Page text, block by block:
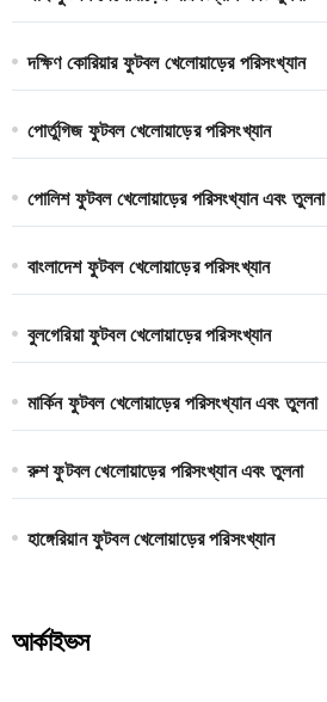
দক্ষিণ কোরিয়ার ফুটবল খেলোয়াড়ের পরিসংখ্যান
পোর্তুগিজ ফুটবল খেলোয়াড়ের পরিসংখ্যান
পোলিশ ফুটবল খেলোয়াড়ের পরিসংখ্যান এবং তুলনা
বাংলাদেশ ফুটবল খেলোয়াড়ের পরিসংখ্যান
বুলগেরিয়া ফুটবল খেলোয়াড়ের পরিসংখ্যান
মার্কিন ফুটবল খেলোয়াড়ের পরিসংখ্যান এবং তুলনা
রুশ ফুটবল খেলোয়াড়ের পরিসংখ্যান এবং তুলনা
হাঙ্গেরিয়ান ফুটবল খেলোয়াড়ের পরিসংখ্যান
আর্কাইভস